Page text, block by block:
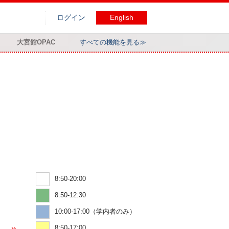
ログイン English
大宮館OPAC すべての機能を見る≫
8:50-20:00
8:50-12:30
10:00-17:00（学内者のみ）